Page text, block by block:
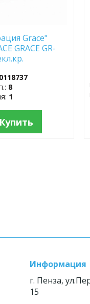
Grace"
GRACE GR-
8
1
Купить
Информация
г. Пенза,
15